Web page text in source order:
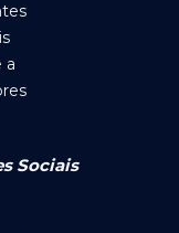
a
Sociais